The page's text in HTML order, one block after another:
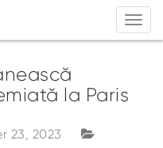
la Paris
23, 2023